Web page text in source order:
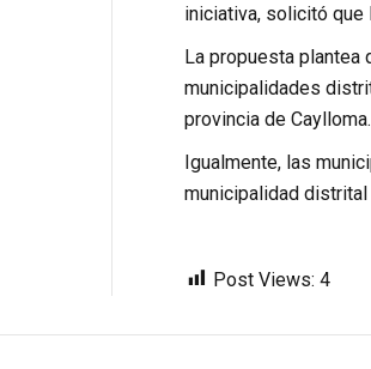
iniciativa, solicitó que
La propuesta plantea
municipalidades
provincia de Caylloma.
Igualmente, las
municipalidad distrital
Post Views: 4